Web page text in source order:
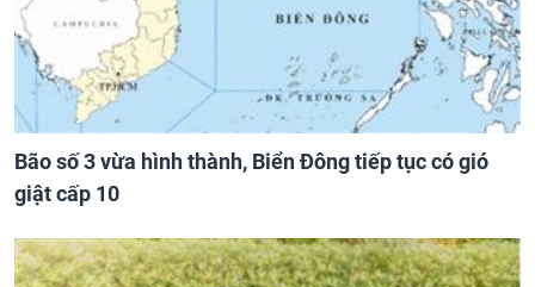
Bão số 3 vừa hình thành, Biển Đông tiếp tục có gió
giật cấp 10